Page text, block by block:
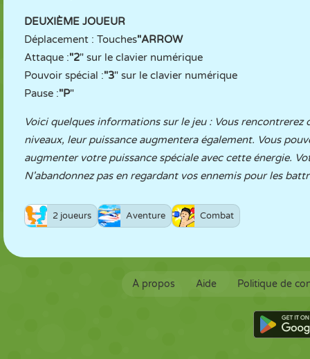
DEUXIÈME JOUEUR
Déplacement : Touches"ARROW
Attaque :"2" sur le clavier numérique
Pouvoir spécial :"3" sur le clavier numérique
Pause :"P"
Voici quelques informations sur le jeu : Vous
niveaux, leur puissance augmentera également. Vous
augmenter votre puissance spéciale avec cette énergie.
N'abandonnez pas en regardant vos ennemis pour les
2 joueurs Aventure Combat
À propos Aide Politique de